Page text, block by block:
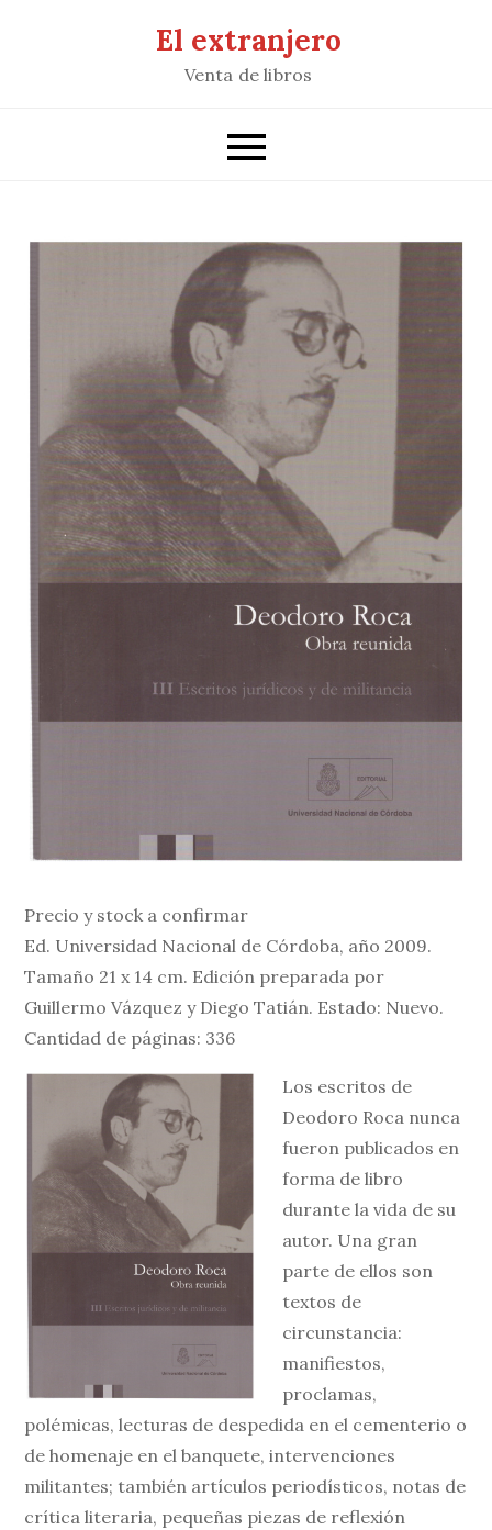
El extranjero
Venta de libros
Precio y stock a confirmar
Ed. Universidad Nacional de Córdoba, año 2009.
Tamaño 21 x 14 cm. Edición preparada por
Guillermo Vázquez y Diego Tatián. Estado: Nuevo.
Cantidad de páginas: 336
Los escritos de
Deodoro Roca nunca
fueron publicados en
forma de libro
durante la vida de su
autor. Una gran
parte de ellos son
textos de
circunstancia:
manifiestos,
proclamas,
polémicas, lecturas de despedida en el cementerio o
de homenaje en el banquete, intervenciones
militantes; también artículos periodísticos, notas de
crítica literaria, pequeñas piezas de reflexión